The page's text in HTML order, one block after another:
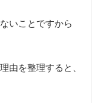
いことですから
由を整理すると、